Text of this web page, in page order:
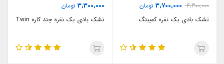
4,300,000
3,700,000 تومان
تشک بادی یک نفره کمپینگ
3,300,000 تومان
تشک بادی یک نفره چند کاره Twin